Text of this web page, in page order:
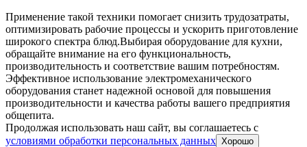
Применение такой техники помогает снизить трудозатраты,
оптимизировать рабочие процессы и ускорить приготовление
широкого спектра блюд.Выбирая оборудование для кухни,
обращайте внимание на его функциональность,
производительность и соответствие вашим потребностям.
Эффективное использование электромеханического
оборудования станет надежной основой для повышения
производительности и качества работы вашего предприятия
общепита.
Продолжая использовать наш сайт, вы соглашаетесь c
условиями обработки персональных данных Хорошо